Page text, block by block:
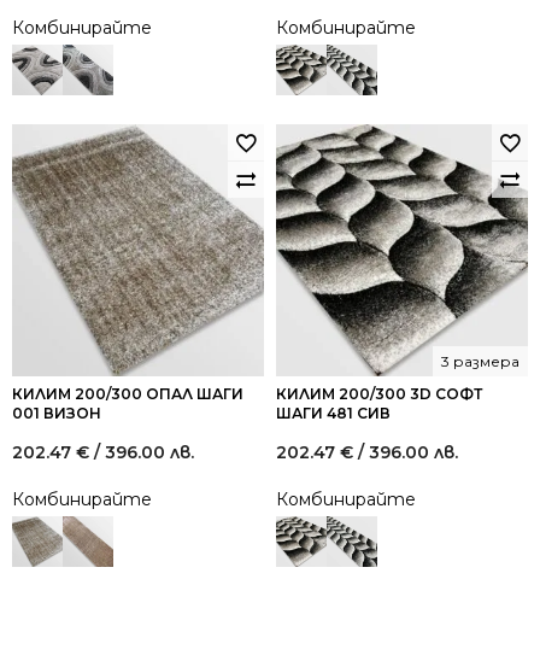
Комбинирайте Комбинирайте
КИЛИМ 200/300 ОПАЛ ШАГИ
001 ВИЗОН
202.47 € / 396.00 лв.
Комбинирайте
КИЛИМ 200/300 3D СОФТ
ШАГИ 481 СИВ
3 размера
202.47 € / 396.00 лв.
Комбинирайте